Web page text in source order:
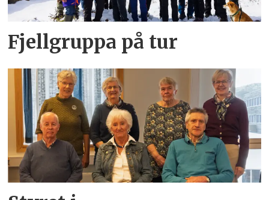
Fjellgruppa på tur